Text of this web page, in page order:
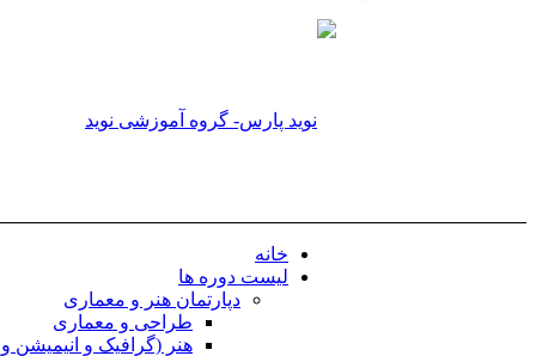
خانه
لیست دوره ها
دپارتمان هنر و معماری
طراحی و معماری
هنر (گرافیک و انیمیشن